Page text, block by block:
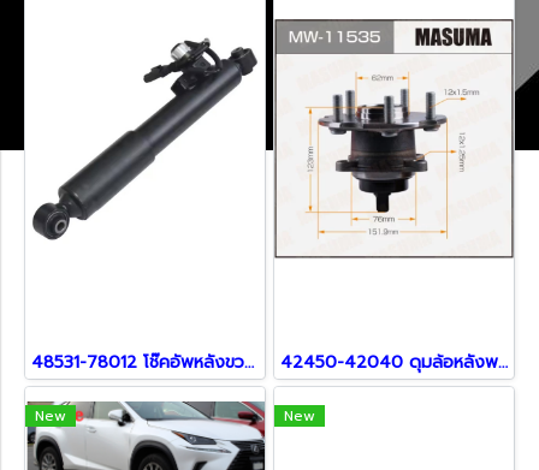
48531-78012 โช๊คอัพหลังขวา สำหรับ NX300 NX200T 2014 42450-42040 ดุมล้อหลังพร้อมลูกปืนข้างขวา สำหรับ NX300H
New New